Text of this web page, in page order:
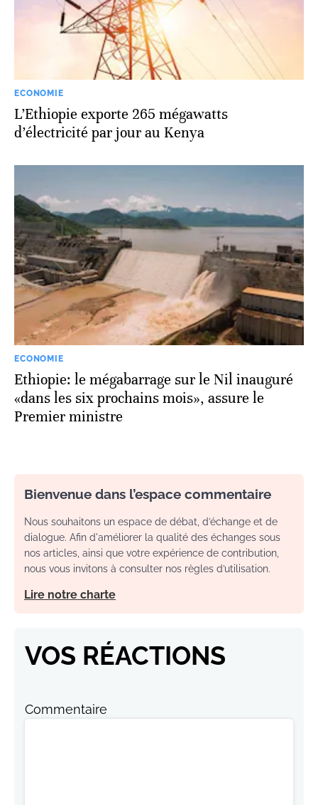
ECONOMIE
L’Ethiopie exporte 265 mégawatts
d’électricité par jour au Kenya
ECONOMIE
Ethiopie: le mégabarrage sur le Nil inauguré
«dans les six prochains mois», assure le
Premier ministre
Bienvenue dans l’espace commentaire
Nous souhaitons un espace de débat, d’échange et de
dialogue. Afin d'améliorer la qualité des échanges sous
nos articles, ainsi que votre expérience de contribution,
nous vous invitons à consulter nos règles d’utilisation.
Lire notre charte
VOS RÉACTIONS
Commentaire